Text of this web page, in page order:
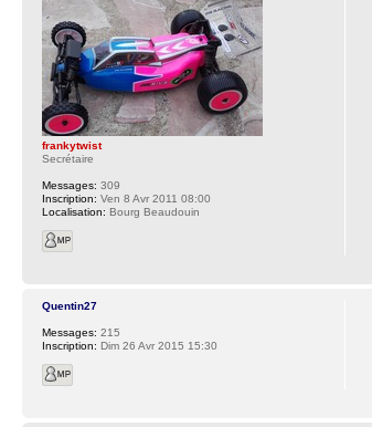
frankytwist
Secrétaire
Messages: 309
Inscription: Ven 8 Avr 2011 08:00
Localisation: Bourg Beaudouin
Quentin27
Messages: 215
Inscription: Dim 26 Avr 2015 15:30